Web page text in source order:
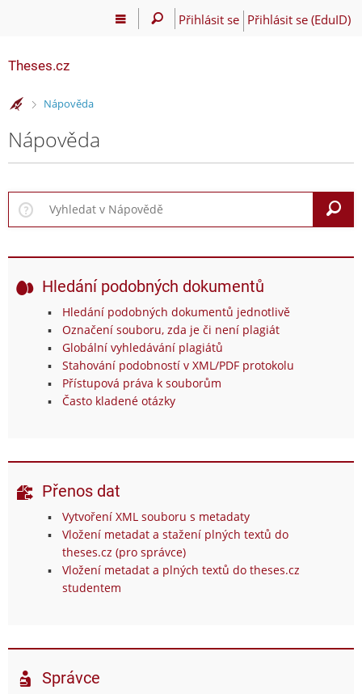
Přihlásit se Přihlásit se (EduID)
Theses.cz
>Nápověda
Nápověda
Hledání podobných dokumentů
Hledání podobných dokumentů jednotlivě
Označení souboru, zda je či není plagiát
Globální vyhledávání plagiátů
Stahování podobností v XML/PDF protokolu
Přístupová práva k souborům
Často kladené otázky
Přenos dat
Vytvoření XML souboru s metadaty
Vložení metadat a stažení plných textů do
theses.cz (pro správce)
Vložení metadat a plných textů do theses.cz
studentem
Správce